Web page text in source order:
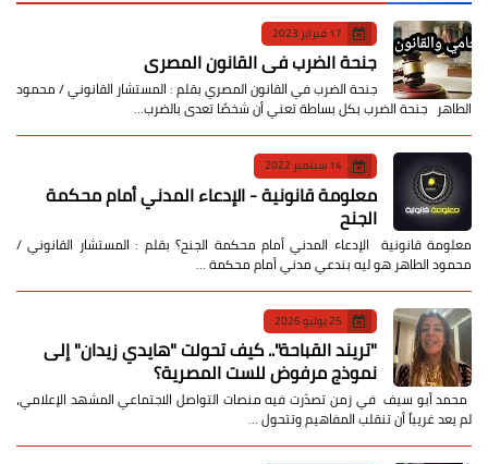
17 فبراير 2023
جنحة الضرب في القانون المصري
جنحة الضرب في القانون المصري بقلم : المستشار القانوني / محمود
الطاهر جنحة الضرب بكل بساطة تعني أن شخصًا تعدى بالضرب…
14 سبتمبر 2022
معلومة قانونية - الإدعاء المدني أمام محكمة
الجنح
معلومة قانونية الإدعاء المدني أمام محكمة الجنح؟ بقلم : المستشار القانوني /
محمود الطاهر هو ليه بندعي مدني أمام محكمة …
25 يوليو 2026
​"تريند القباحة".. كيف تحولت "هايدي زيدان" إلى
نموذج مرفوض للست المصرية؟
​ محمد أبو سيف ​في زمن تصدّرت فيه منصات التواصل الاجتماعي المشهد الإعلامي،
لم يعد غريباً أن تنقلب المفاهيم وتتحول …